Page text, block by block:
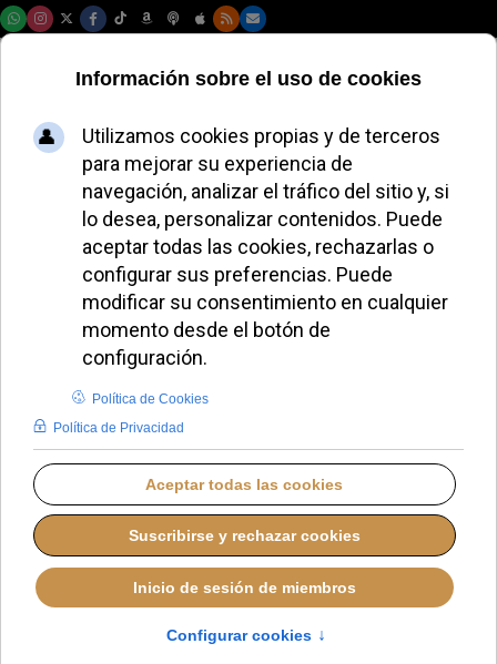
El COF resalta
logros y proyecta
nuevas iniciativas
para el próximo
curso
MIÉRCOLES, 30 JULIO 2025 09:36